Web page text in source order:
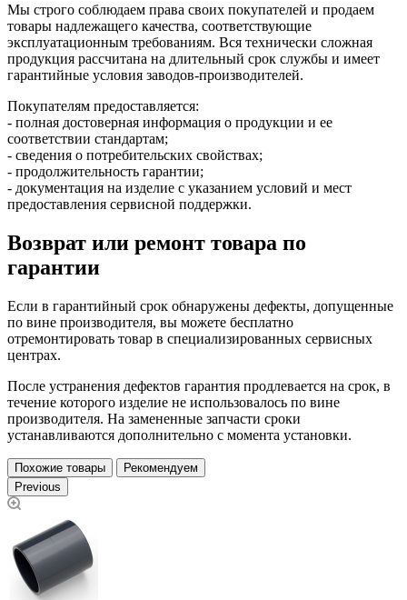
Мы строго соблюдаем права своих покупателей и продаем
товары надлежащего качества, соответствующие
эксплуатационным требованиям. Вся технически сложная
продукция рассчитана на длительный срок службы и имеет
гарантийные условия заводов-производителей.
Покупателям предоставляется:
- полная достоверная информация о продукции и ее
соответствии стандартам;
- сведения о потребительских свойствах;
- продолжительность гарантии;
- документация на изделие с указанием условий и мест
предоставления сервисной поддержки.
Возврат или ремонт товара по
гарантии
Если в гарантийный срок обнаружены дефекты, допущенные
по вине производителя, вы можете бесплатно
отремонтировать товар в специализированных сервисных
центрах.
После устранения дефектов гарантия продлевается на срок, в
течение которого изделие не использовалось по вине
производителя. На замененные запчасти сроки
устанавливаются дополнительно с момента установки.
Похожие товары
Рекомендуем
Previous